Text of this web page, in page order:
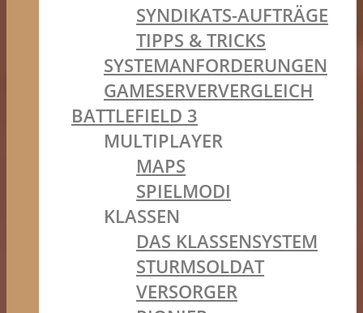
SYNDIKATS-AUFTRÄGE
TIPPS & TRICKS
SYSTEMANFORDERUNGEN
GAMESERVERVERGLEICH
BATTLEFIELD 3
MULTIPLAYER
MAPS
SPIELMODI
KLASSEN
DAS KLASSENSYSTEM
STURMSOLDAT
VERSORGER